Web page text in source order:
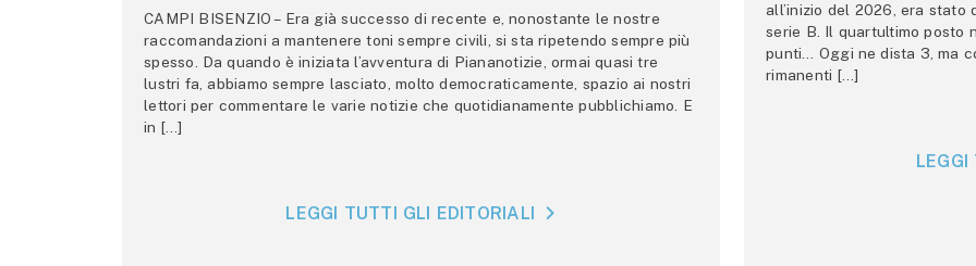
CAMPI BISENZIO – Era già successo di recente e, nonostante le nostre
raccomandazioni a mantenere toni sempre civili, si sta ripetendo sempre più
spesso. Da quando è iniziata l’avventura di Piananotizie, ormai quasi tre
lustri fa, abbiamo sempre lasciato, molto democraticamente, spazio ai nostri
lettori per commentare le varie notizie che quotidianamente pubblichiamo. E
in […]
LEGGI TUTTI GLI EDITORIALI
all’inizio del 2026, era stato
serie B. Il quartultimo posto
punti… Oggi ne dista 3, ma
rimanenti […]